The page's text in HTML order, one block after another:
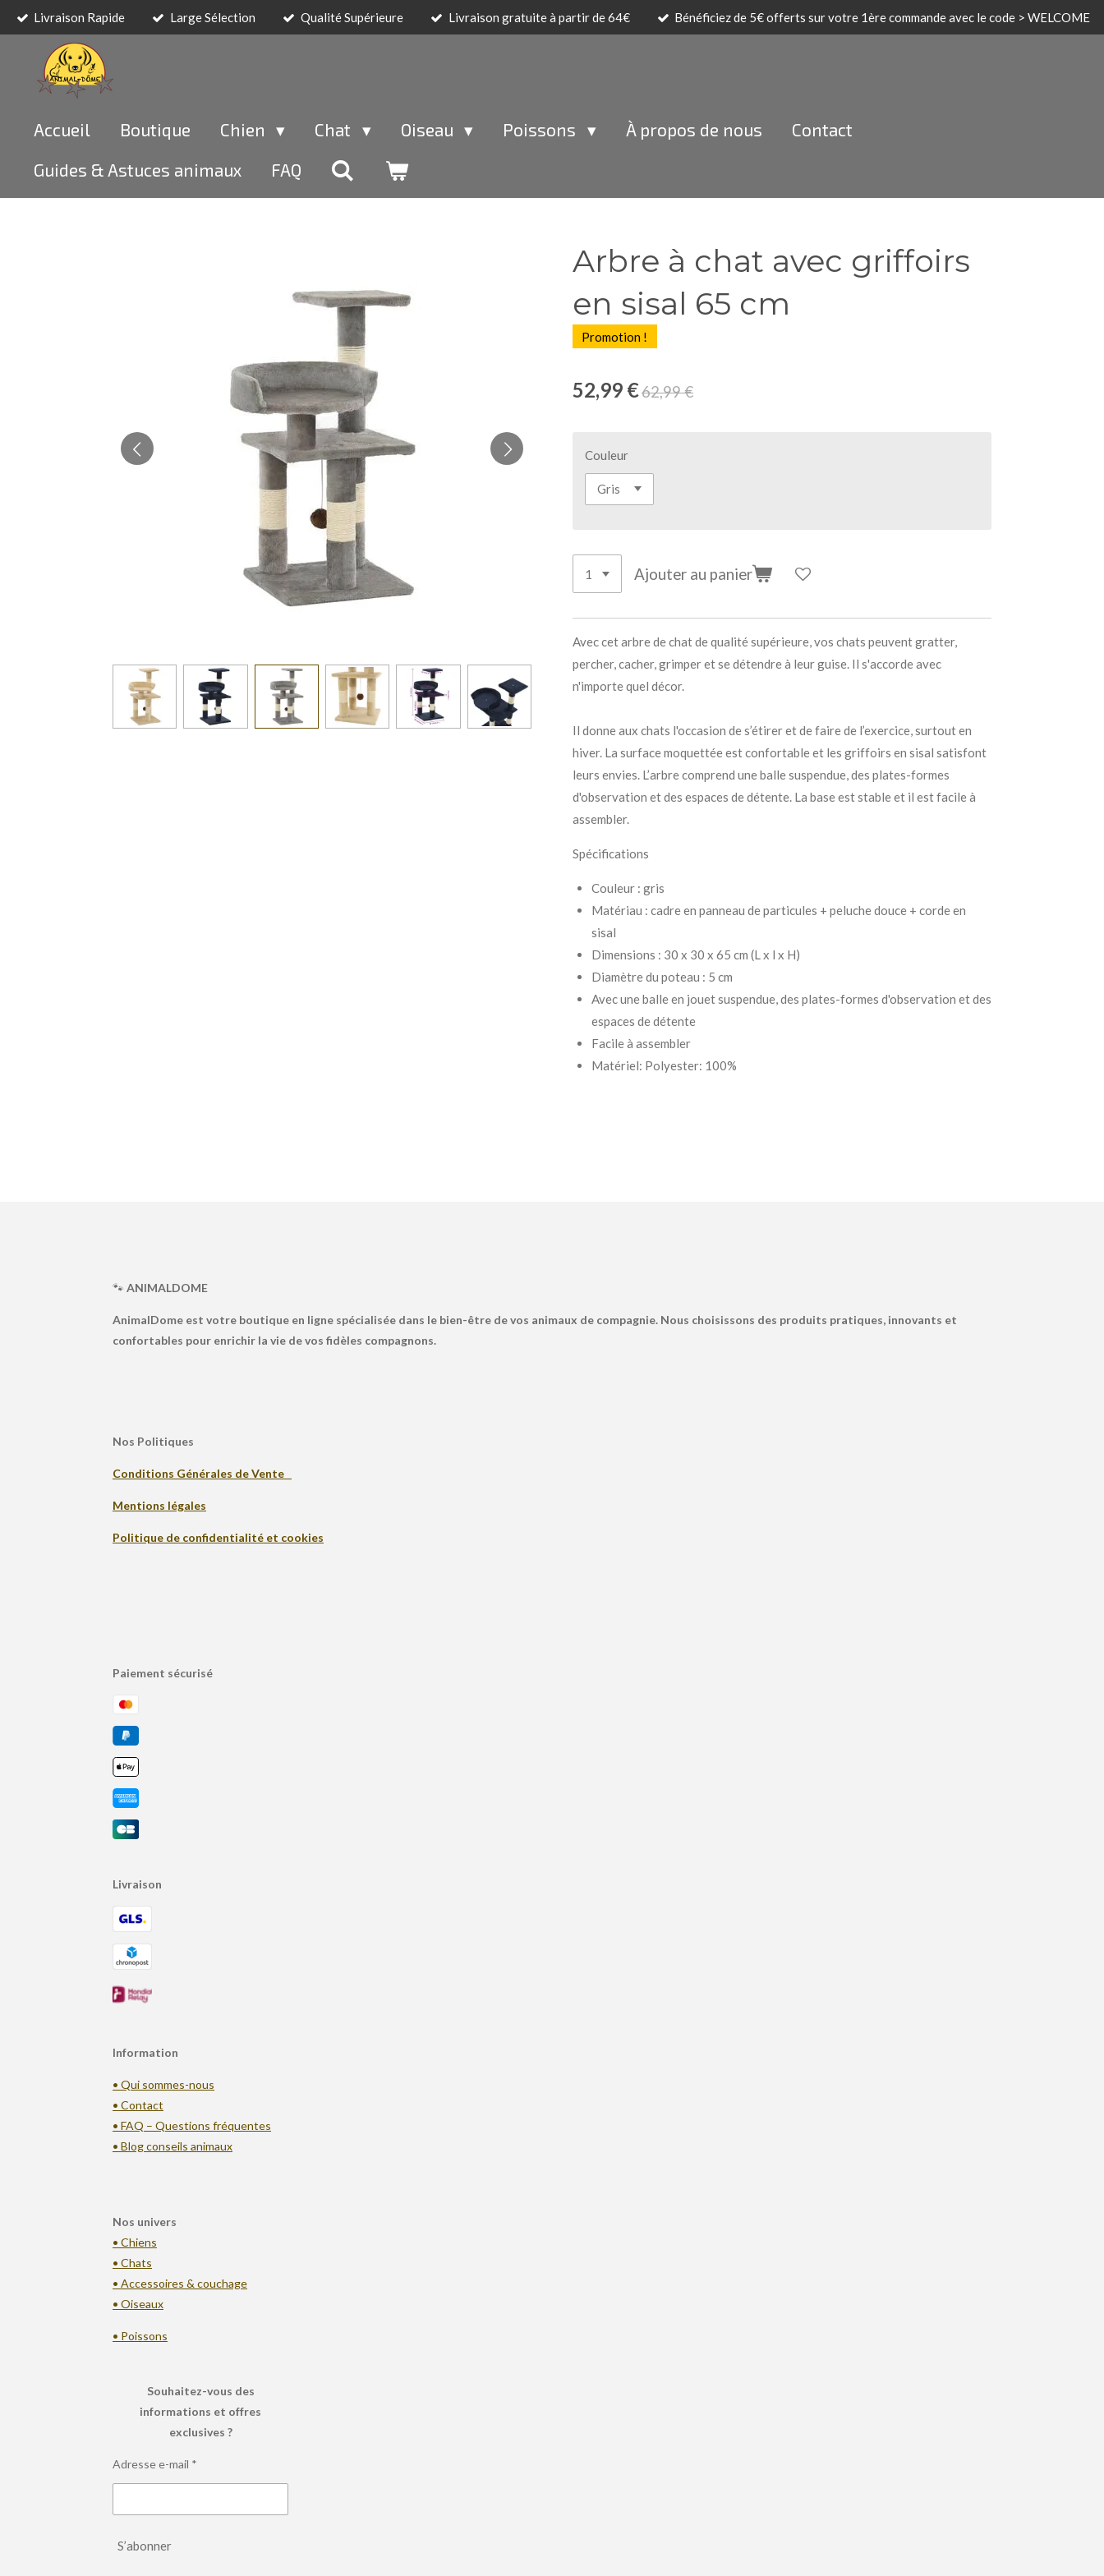
Passer
contenu
principal
Livraison Rapide Large Sélection Qualité Supérieure Livraison gratuite à partir de 64€ Bénéficiez de 5€ offerts sur votre 1ère commande avec le code > WELCOME
Accueil Boutique Chien Chat Oiseau Poissons À propos de nous
Contact
Guides & Astuces animaux
FAQ
Arbre à chat avec griffoirs
en sisal 65 cm
Promotion !
52,99 €62,99 €
Couleur
Ajouter au panier
Avec cet arbre de chat de qualité supérieure, vos chats peuvent gratter,
percher, cacher, grimper et se détendre à leur guise. Il s'accorde avec
n'importe quel décor.
Il donne aux chats l'occasion de s’étirer et de faire de l’exercice, surtout en
hiver. La surface moquettée est confortable et les griffoirs en sisal satisfont
leurs envies. L’arbre comprend une balle suspendue, des plates-formes
d'observation et des espaces de détente. La base est stable et il est facile à
assembler.
Spécifications
Couleur : gris
Matériau : cadre en panneau de particules + peluche douce + corde en
sisal
Dimensions : 30 x 30 x 65 cm (L x l x H)
Diamètre du poteau : 5 cm
Avec une balle en jouet suspendue, des plates-formes d'observation et des
espaces de détente
Facile à assembler
Matériel: Polyester: 100%
🐾 ANIMALDOME
AnimalDome est votre boutique en ligne spécialisée dans le bien-être de vos animaux de compagnie. Nous choisissons des produits pratiques, innovants et
confortables pour enrichir la vie de vos fidèles compagnons.
Nos Politiques
Conditions Générales de Vente
Mentions légales
Politique de confidentialité et cookies
Paiement sécurisé
Livraison
Information
• Qui sommes-nous
• Contact
• FAQ – Questions fréquentes
• Blog conseils animaux
Nos univers
• Chiens
• Chats
• Accessoires & couchage
• Oiseaux
• Poissons
Souhaitez-vous des
informations et offres
exclusives ?
Adresse e-mail *
S’abonner